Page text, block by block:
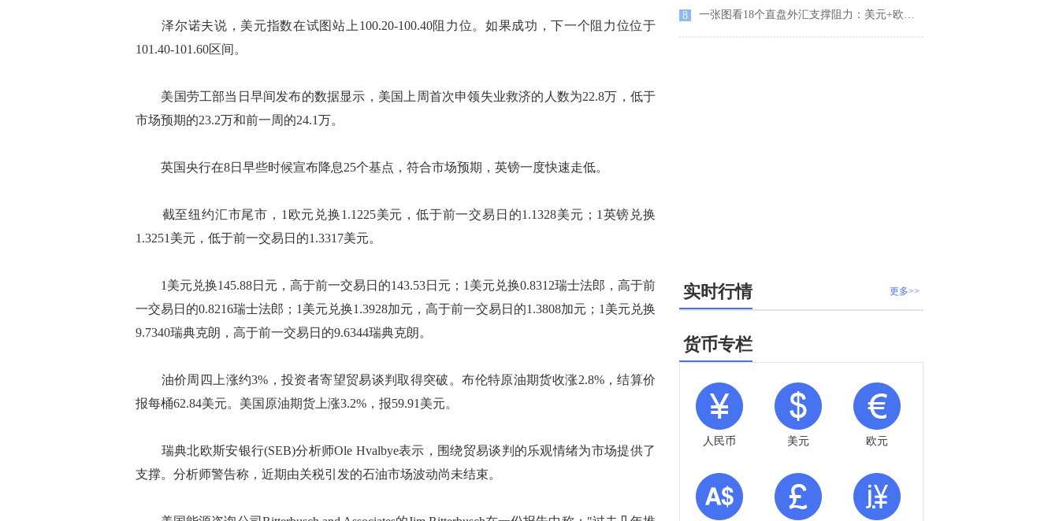
泽尔诺夫说，美元指数在试图站上100.20-100.40阻力位。如果成功，下一个阻力位位于
101.40-101.60区间。
美国劳工部当日早间发布的数据显示，美国上周首次申领失业救济的人数为22.8万，低于
市场预期的23.2万和前一周的24.1万。
英国央行在8日早些时候宣布降息25个基点，符合市场预期，英镑一度快速走低。
截至纽约汇市尾市，1欧元兑换1.1225美元，低于前一交易日的1.1328美元；1英镑兑换
1.3251美元，低于前一交易日的1.3317美元。
1美元兑换145.88日元，高于前一交易日的143.53日元；1美元兑换0.8312瑞士法郎，高于前
一交易日的0.8216瑞士法郎；1美元兑换1.3928加元，高于前一交易日的1.3808加元；1美元兑换
9.7340瑞典克朗，高于前一交易日的9.6344瑞典克朗。
油价周四上涨约3%，投资者寄望贸易谈判取得突破。布伦特原油期货收涨2.8%，结算价
报每桶62.84美元。美国原油期货上涨3.2%，报59.91美元。
瑞典北欧斯安银行(SEB)分析师Ole Hvalbye表示，围绕贸易谈判的乐观情绪为市场提供了
支撑。分析师警告称，近期由关税引发的石油市场波动尚未结束。
8 一张图看18个直盘外汇支撑阻力：美元+欧系日系+商品货币+新兴货币(2025年5月8日)
更多>>
实时行情
货币专栏
人民币 美元 欧元